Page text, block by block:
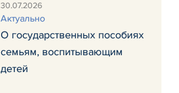
30.07.2026
Актуально
О государственных пособиях
семьям, воспитывающим
детей